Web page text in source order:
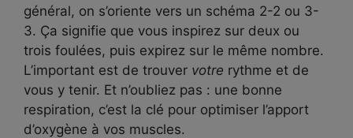
général, on s’oriente vers un schéma 2-2 ou 3-
3. Ça signifie que vous inspirez sur deux ou
trois foulées, puis expirez sur le même nombre.
L’important est de trouver votre rythme et de
vous y tenir. Et n’oubliez pas : une bonne
respiration, c’est la clé pour optimiser l’apport
d’oxygène à vos muscles.